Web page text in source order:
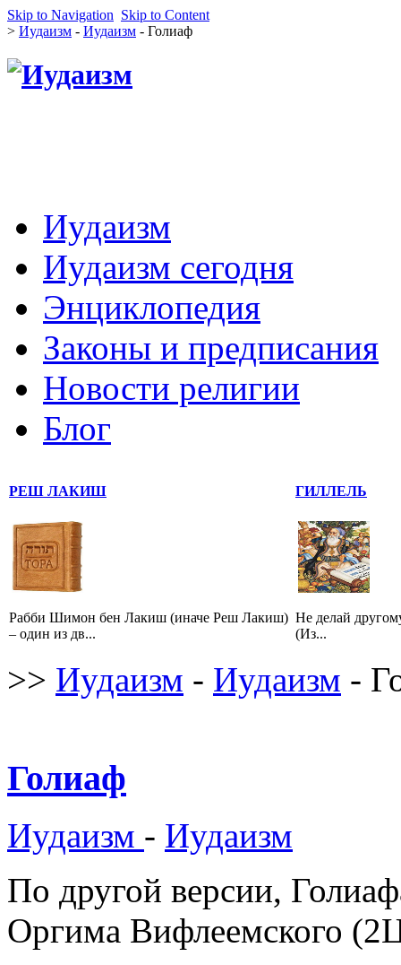
Skip to Navigation Skip to Content
> Иудаизм - Иудаизм - Голиаф
Иудаизм
Иудаизм сегодня
Энциклопедия
Законы и предписания
Новости религии
Блог
РЕШ ЛАКИШ
Рабби Шимон бен Лакиш (иначе Реш Лакиш)
– один из дв...
ГИЛЛЕЛЬ
Не делай
(Из...
>> Иудаизм - Иудаизм -
Голиаф
Иудаизм - Иудаизм
По другой версии,
Оргима Вифлеемского